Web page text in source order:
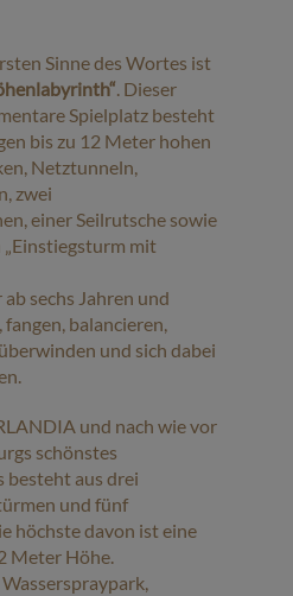
Sinne des Wortes ist
. Dieser
Spielplatz besteht
bis zu 12 Meter hohen
Netztunneln,
zwei
einer Seilrutsche sowie
mit
sechs Jahren und
balancieren,
und sich dabei
und nach wie vor
schönstes
besteht aus drei
und fünf
höchste davon ist eine
Meter Höhe.